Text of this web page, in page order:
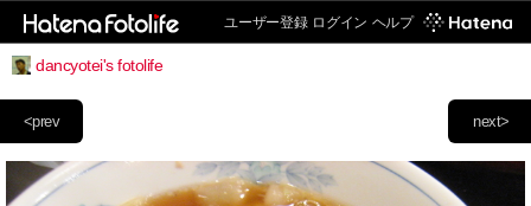
ユーザー登録 ログイン ヘルプ
dancyotei's fotolife
next>
<prev